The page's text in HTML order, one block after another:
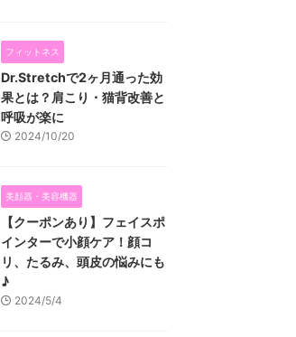
フィットネス
Dr.Stretchで2ヶ月通った効
果とは？肩こり・猫背改善と
呼吸が楽に
2024/10/20
美顔器・美容機器
【クーポンあり】フェイスポ
インターで小顔ケア！顔コ
リ、たるみ、頭皮の悩みにも
♪
2024/5/4